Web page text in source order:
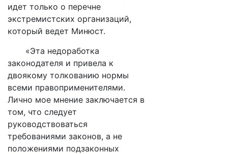
идет только о перечне
экстремистских организаций,
который ведет Минюст.
«Эта недоработка
законодателя и привела к
двоякому толкованию нормы
всеми правоприменителями.
Лично мое мнение заключается в
том, что следует
руководствоваться
требованиями законов, а не
положениями подзаконных